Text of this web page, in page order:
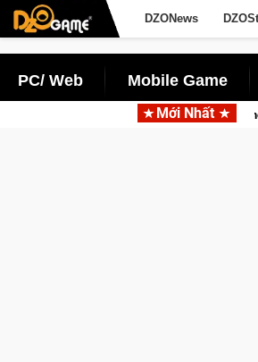
DZONews
PC/ Web Mobile Game
Mới Nhất
lẫy ánh đèn với Kho Báu Hoàng Gia Sapphire